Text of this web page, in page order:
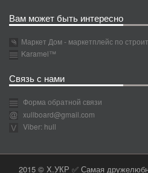
Вам может быть интересно
Маркет Дом - маркетплейс по
Karamel™
Связь с нами
Форма обратной связи
xullboard@gmail.com
Viber: hull
2015 © Х.УКР ✅ Самая